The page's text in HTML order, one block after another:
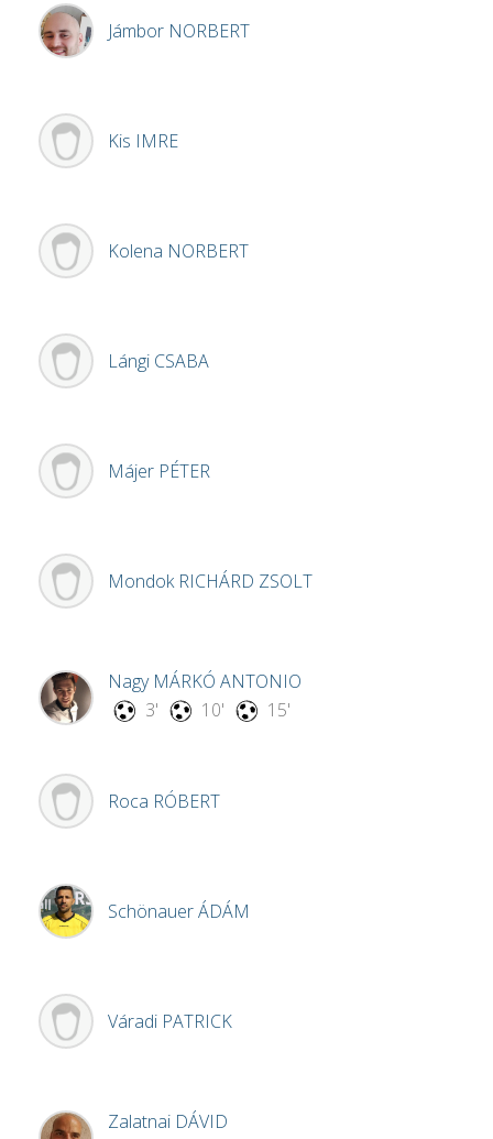
Jámbor NORBERT
Kis IMRE
Kolena NORBERT
Lángi CSABA
Májer PÉTER
Mondok RICHÁRD ZSOLT
Nagy MÁRKÓ ANTONIO
3'
10' 15'
Roca RÓBERT
SchönauerÁDÁM
Váradi PATRICK
Zalatnai DÁVID